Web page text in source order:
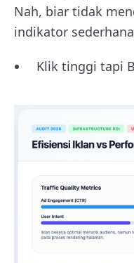
Nah, biar tidak
indikator
Klik tinggi tapi